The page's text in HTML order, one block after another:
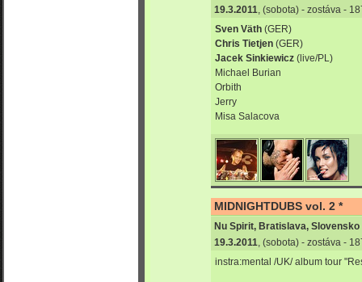
19.3.2011 , (sobota) - zostáva -
Sven Väth (GER)
Chris Tietjen (GER)
Jacek Sinkiewicz (live/PL)
Michael Burian
Orbith
Jerry
Misa Salacova
MIDNIGHTDUBS vol. 2 *
Nu Spirit, Bratislava, Slovensko
19.3.2011 , (sobota) - zostáva -
instra:mental /UK/ album tour